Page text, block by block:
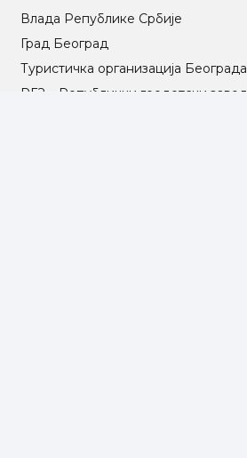
Влада Републике Србије
Град Београд
Туристичка организација Београда
РГЗ – Републички геодетски завод